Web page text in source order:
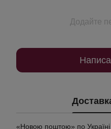
Додайте
«Новою поштою» по